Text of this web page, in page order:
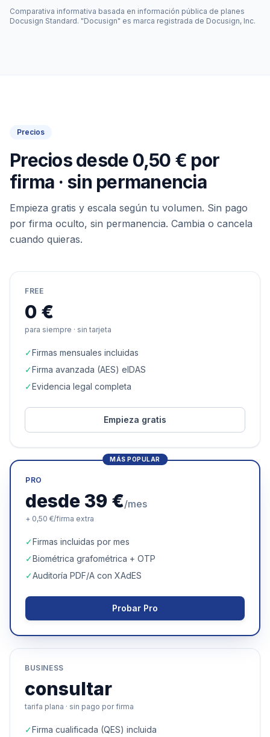
Comparativa informativa basada en información pública de planes
Docusign Standard. "Docusign" es marca registrada de Docusign, Inc.
Precios
Precios desde 0,50 € por
firma · sin permanencia
Empieza gratis y escala según tu volumen. Sin pago
por firma oculto, sin permanencia. Cambia o cancela
cuando quieras.
FREE
0 €
para siempre · sin tarjeta
✓Firmas mensuales incluidas
✓Firma avanzada (AES) eIDAS
✓Evidencia legal completa
Empieza gratis
MÁS POPULAR
PRO
desde 39 €/mes
+ 0,50 €/firma extra
✓Firmas incluidas por mes
✓Biométrica grafométrica + OTP
✓Auditoría PDF/A con XAdES
Probar Pro
BUSINESS
consultar
tarifa plana · sin pago por firma
✓Firma cualificada (QES) incluida